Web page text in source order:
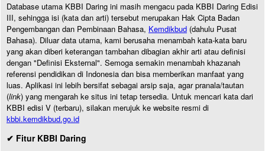
Database utama KBBI Daring ini masih mengacu pada KBBI Daring Edisi
III, sehingga isi (kata dan arti) tersebut merupakan Hak Cipta Badan
Pengembangan dan Pembinaan Bahasa, Kemdikbud (dahulu Pusat
Bahasa). Diluar data utama, kami berusaha menambah kata-kata baru
yang akan diberi keterangan tambahan dibagian akhir arti atau definisi
dengan "Definisi Eksternal". Semoga semakin menambah khazanah
referensi pendidikan di Indonesia dan bisa memberikan manfaat yang
luas. Aplikasi ini lebih bersifat sebagai arsip saja, agar pranala/tautan
(link) yang mengarah ke situs ini tetap tersedia. Untuk mencari kata dari
KBBI edisi V (terbaru), silakan merujuk ke website resmi di
kbbi.kemdikbud.go.id
✔ Fitur KBBI Daring